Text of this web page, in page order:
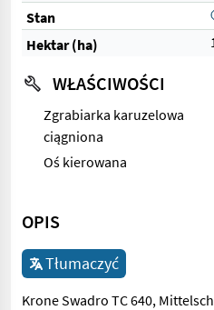
Stan
Hektar (ha)
WŁAŚCIWOŚCI
Zgrabiarka karuzelowa
ciągniona
Oś kierowana
OPIS
Tłumaczyć
Krone Swadro TC 640,